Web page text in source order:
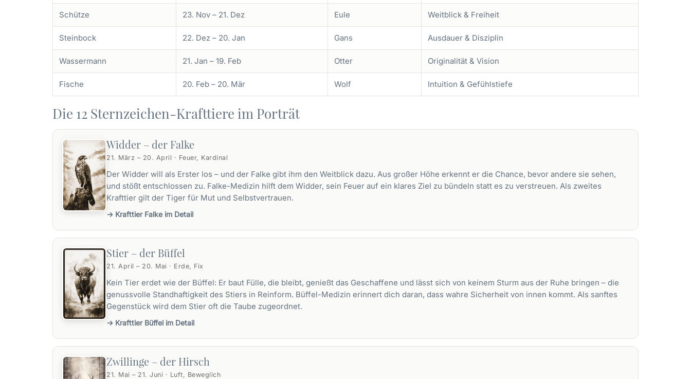
Schütze 23. Nov – 21. Dez Eule Weitblick & Freiheit
Steinbock 22. Dez – 20. Jan Gans Ausdauer & Disziplin
Wassermann 21. Jan – 19. Feb Otter Originalität & Vision
Fische 20. Feb – 20. Mär Wolf Intuition & Gefühlstiefe
Die 12 Sternzeichen-Krafttiere im Porträt
Widder – der Falke
21. März – 20. April · Feuer, Kardinal
Der Widder will als Erster los – und der Falke gibt ihm den Weitblick dazu. Aus großer Höhe erkennt er die Chance, bevor andere sie sehen,
und stößt entschlossen zu. Falke-Medizin hilft dem Widder, sein Feuer auf ein klares Ziel zu bündeln statt es zu verstreuen. Als zweites
Krafttier gilt der Tiger für Mut und Selbstvertrauen.
→ Krafttier Falke im Detail
Stier – der Büffel
21. April – 20. Mai · Erde, Fix
Kein Tier erdet wie der Büffel: Er baut Fülle, die bleibt, genießt das Geschaffene und lässt sich von keinem Sturm aus der Ruhe bringen – die
genussvolle Standhaftigkeit des Stiers in Reinform. Büffel-Medizin erinnert dich daran, dass wahre Sicherheit von innen kommt. Als sanftes
Gegenstück wird dem Stier oft die Taube zugeordnet.
→ Krafttier Büffel im Detail
Zwillinge – der Hirsch
21. Mai – 21. Juni · Luft, Beweglich